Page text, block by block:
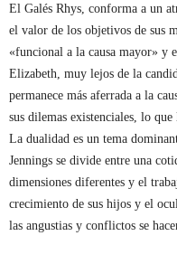
El Galés Rhys, conforma a un
el valor de los objetivos de sus
«funcional a la causa mayor» y
Elizabeth, muy lejos de la
permanece más aferrada a la
sus dilemas existenciales, lo
La dualidad es un tema
Jennings se divide entre una
dimensiones diferentes y el
crecimiento de sus hijos y el
las angustias y conflictos se